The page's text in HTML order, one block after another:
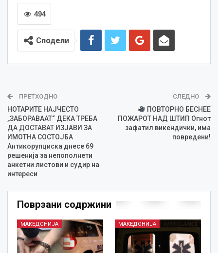
494
Сподели
ПРЕТХОДНО
НОТАРИТЕ НАЈЧЕСТО
„ЗАБОРАВААТ“ ДЕКА ТРЕБА
ДА ДОСТАВАТ ИЗЈАВИ ЗА
ИМОТНА СОСТОЈБА
Антикорупциска днесе 69
решенија за непополнети
анкетни листови и судир на
интереси
СЛЕДНО
ПОВТОРНО БЕСНЕЕ
ПОЖАРОТ НАД ШТИП Огнот
зафатил викендички, има
повредени!
Поврзани содржини
МАКЕДОНИЈА МАКЕДОНИЈА